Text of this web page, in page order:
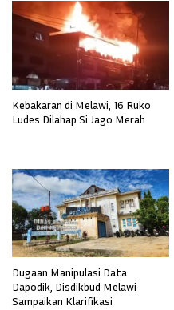
Kebakaran di Melawi, 16 Ruko
Ludes Dilahap Si Jago Merah
Dugaan Manipulasi Data
Dapodik, Disdikbud Melawi
Sampaikan Klarifikasi